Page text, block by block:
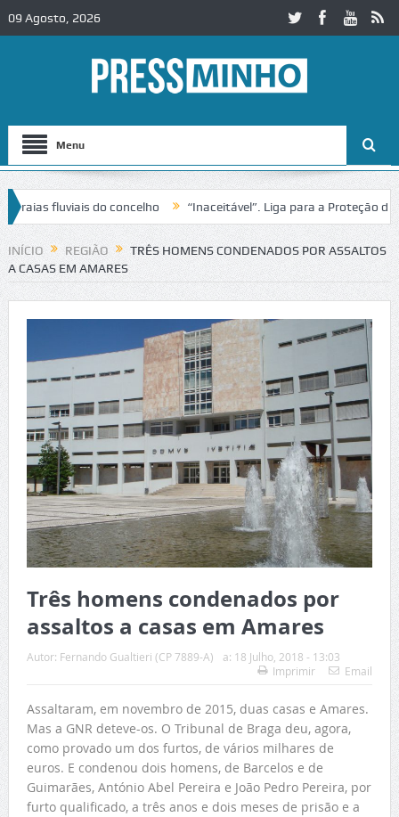
09 Agosto, 2026
Menu
fluviais do concelho “Inaceitável”. Liga para a Proteção da
trânsito no IC2 em Alcobaça Igreja do Castelo de Cerveira
INÍCIO REGIÃO
TRÊS HOMENS CONDENADOS POR ASSALTOS
A CASAS EM AMARES
Três homens condenados por
assaltos a casas em Amares
Autor: Fernando Gualtieri (CP 7889-A) a: 18 Julho, 2018 - 13:03
Imprimir
Email
Assaltaram, em novembro de 2015, duas casas e Amares.
Mas a GNR deteve-os. O Tribunal de Braga deu, agora,
como provado um dos furtos, de vários milhares de
euros. E condenou dois homens, de Barcelos e de
Guimarães, António Abel Pereira e João Pedro Pereira, por
furto qualificado, a três anos e dois meses de prisão e a